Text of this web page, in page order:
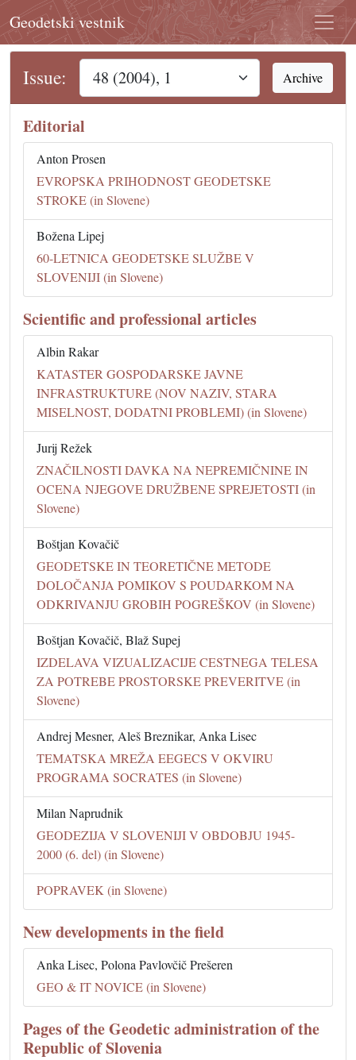
Geodetski vestnik
Issue: Archive
Editorial
Anton Prosen
EVROPSKA PRIHODNOST GEODETSKE
STROKE (in Slovene)
Božena Lipej
60-LETNICA GEODETSKE SLUŽBE V
SLOVENIJI (in Slovene)
Scientific and professional articles
Albin Rakar
KATASTER GOSPODARSKE JAVNE
INFRASTRUKTURE (NOV NAZIV, STARA
MISELNOST, DODATNI PROBLEMI) (in Slovene)
Jurij Režek
ZNAČILNOSTI DAVKA NA NEPREMIČNINE IN
OCENA NJEGOVE DRUŽBENE SPREJETOSTI (in
Slovene)
Boštjan Kovačič
GEODETSKE IN TEORETIČNE METODE
DOLOČANJA POMIKOV S POUDARKOM NA
ODKRIVANJU GROBIH POGREŠKOV (in Slovene)
Boštjan Kovačič, Blaž Supej
IZDELAVA VIZUALIZACIJE CESTNEGA TELESA
ZA POTREBE PROSTORSKE PREVERITVE (in
Slovene)
Andrej Mesner, Aleš Breznikar, Anka Lisec
TEMATSKA MREŽA EEGECS V OKVIRU
PROGRAMA SOCRATES (in Slovene)
Milan Naprudnik
GEODEZIJA V SLOVENIJI V OBDOBJU 1945-
2000 (6. del) (in Slovene)
POPRAVEK (in Slovene)
New developments in the field
Anka Lisec, Polona Pavlovčič Prešeren
GEO & IT NOVICE (in Slovene)
Pages of the Geodetic administration of the
Republic of Slovenia